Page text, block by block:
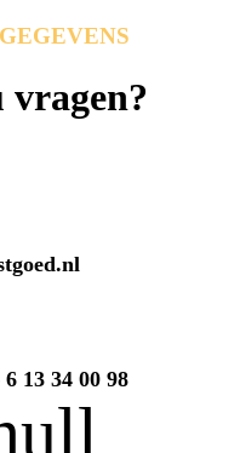
vragen?
13 34 00 98